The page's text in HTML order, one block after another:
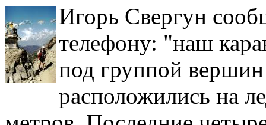
Игорь Свергун
телефону: "наш
под группой
расположились на